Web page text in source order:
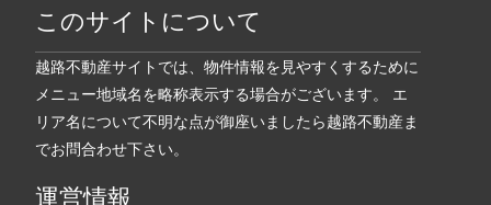
このサイトについて
越路不動産サイトでは、物件情報を見やすくするために
メニュー地域名を略称表示する場合がございます。 エ
リア名について不明な点が御座いましたら越路不動産ま
でお問合わせ下さい。
運営情報